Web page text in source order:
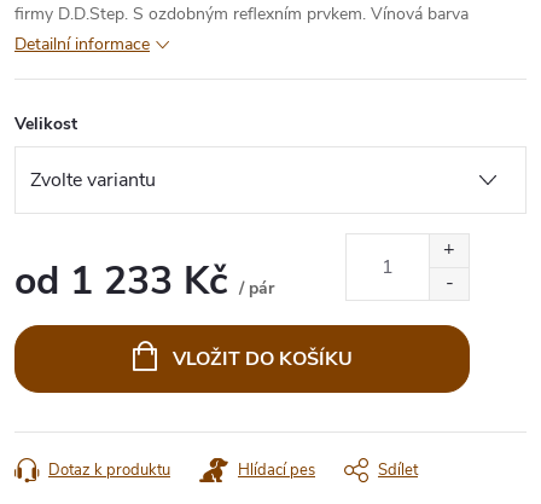
firmy D.D.Step. S ozdobným reflexním prvkem. Vínová barva
Detailní informace
Velikost
od 1 233 Kč / pár
cena:
VLOŽIT DO KOŠÍKU
Dotaz k produktu Hlídací pes Sdílet